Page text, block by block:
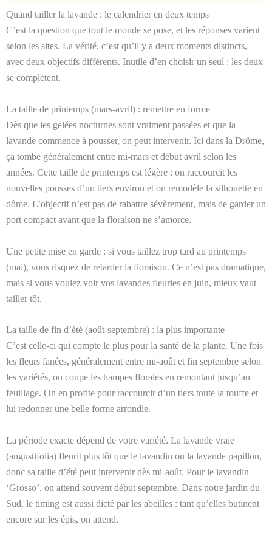
Quand tailler la lavande : le calendrier en deux temps
C’est la question que tout le monde se pose, et les réponses varient
selon les sites. La vérité, c’est qu’il y a deux moments distincts,
avec deux objectifs différents. Inutile d’en choisir un seul : les deux
se complètent.
La taille de printemps (mars-avril) : remettre en forme
Dès que les gelées nocturnes sont vraiment passées et que la
lavande commence à pousser, on peut intervenir. Ici dans la Drôme,
ça tombe généralement entre mi-mars et début avril selon les
années. Cette taille de printemps est légère : on raccourcit les
nouvelles pousses d’un tiers environ et on remodèle la silhouette en
dôme. L’objectif n’est pas de rabattre sévèrement, mais de garder un
port compact avant que la floraison ne s’amorce.
Une petite mise en garde : si vous taillez trop tard au printemps
(mai), vous risquez de retarder la floraison. Ce n’est pas dramatique,
mais si vous voulez voir vos lavandes fleuries en juin, mieux vaut
tailler tôt.
La taille de fin d’été (août-septembre) : la plus importante
C’est celle-ci qui compte le plus pour la santé de la plante. Une fois
les fleurs fanées, généralement entre mi-août et fin septembre selon
les variétés, on coupe les hampes florales en remontant jusqu’au
feuillage. On en profite pour raccourcir d’un tiers toute la touffe et
lui redonner une belle forme arrondie.
La période exacte dépend de votre variété. La lavande vraie
(angustifolia) fleurit plus tôt que le lavandin ou la lavande papillon,
donc sa taille d’été peut intervenir dès mi-août. Pour le lavandin
‘Grosso’, on attend souvent début septembre. Dans notre jardin du
Sud, le timing est aussi dicté par les abeilles : tant qu’elles butinent
encore sur les épis, on attend.